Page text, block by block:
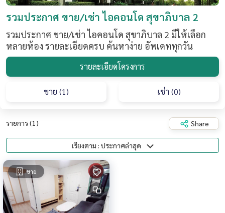
รวมประกาศ ขาย/เช่า ไอคอนโด สุขาภิบาล 2
รวมประกาศ ขาย/เช่า ไอคอนโด สุขาภิบาล 2 มีให้เลือก
หลายห้อง รายละเอียดครบ ค้นหาง่าย อัพเดททุกวัน
รายละเอียดโครงการ
ขาย (1) เช่า (0)
รายการ (1) Share
เรียงตาม : ประกาศล่าสุด
ขาย